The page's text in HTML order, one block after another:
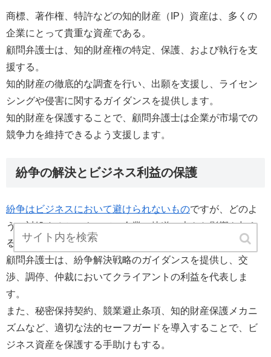
商標、著作権、特許などの知的財産（IP）資産は、多くの
企業にとって貴重な資産である。
顧問弁護士は、知的財産権の特定、保護、および執行を支
援する。
知的財産の徹底的な調査を行い、出願を支援し、ライセン
シングや侵害に関するガイダンスを提供します。
知的財産を保護することで、顧問弁護士は企業が市場での
競争力を維持できるよう支援します。
紛争の解決とビジネス利益の保護
紛争はビジネスにおいて避けられないものですが、どのよ
うに対処するかによって、企業の軌道に大きな影響を与え
る可能性があります。
顧問弁護士は、紛争解決戦略のガイダンスを提供し、交
渉、調停、仲裁においてクライアントの利益を代表しま
す。
また、秘密保持契約、競業避止条項、知的財産保護メカニ
ズムなど、適切な法的セーフガードを導入することで、ビ
ジネス資産を保護する手助けもする。